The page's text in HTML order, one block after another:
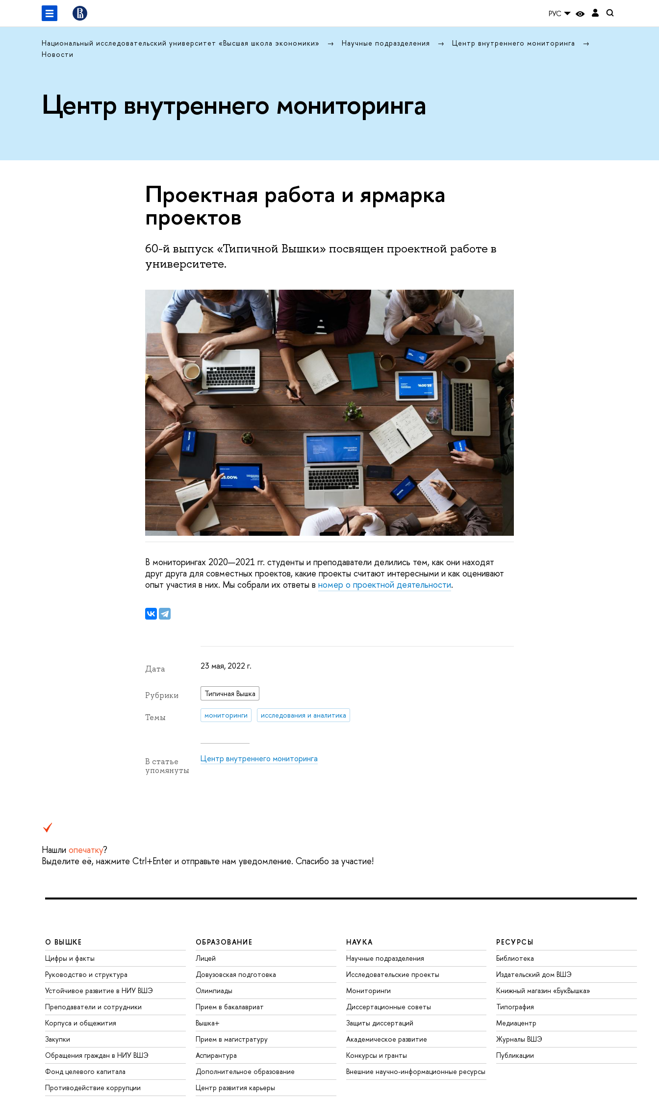
РУС
Национальный исследовательский университет «Высшая школа экономики» Научные подразделения
Центр внутреннего мониторинга
Новости
Центр внутреннего мониторинга
Проектная работа и ярмарка
проектов
60-й выпуск «Типичной Вышки» посвящен проектной работе в
университете.
В мониторингах 2020—2021 гг. студенты и преподаватели делились тем, как они находят
друг друга для совместных проектов, какие проекты считают интересными и как оценивают
опыт участия в них. Мы собрали их ответы в номер о проектной деятельности.
Дата 23 мая, 2022 г.
Рубрики Типичная Вышка
Темы мониторинги исследования и аналитика
В статье
упомянуты
Центр внутреннего мониторинга
Нашли опечатку?
Выделите её, нажмите Ctrl+Enter и отправьте нам уведомление. Спасибо за участие!
О ВЫШКЕ
Цифры и факты
Руководство и структура
Устойчивое развитие в НИУ ВШЭ
Преподаватели и сотрудники
Корпуса и общежития
Закупки
Обращения граждан в НИУ ВШЭ
Фонд целевого капитала
Противодействие коррупции
ОБРАЗОВАНИЕ
Лицей
Довузовская подготовка
Олимпиады
Прием в бакалавриат
Вышка+
Прием в магистратуру
Аспирантура
Дополнительное образование
Центр развития карьеры
НАУКА
Научные подразделения
Исследовательские проекты
Мониторинги
Диссертационные советы
Защиты диссертаций
Академическое развитие
Конкурсы и гранты
Внешние научно-информационные ресурсы
РЕСУРСЫ
Библиотека
Издательский дом ВШЭ
Книжный магазин «БукВышка»
Типография
Медиацентр
Журналы ВШЭ
Публикации